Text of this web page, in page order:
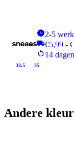
2-5
€5,99 -
14
33.5 35
Andere